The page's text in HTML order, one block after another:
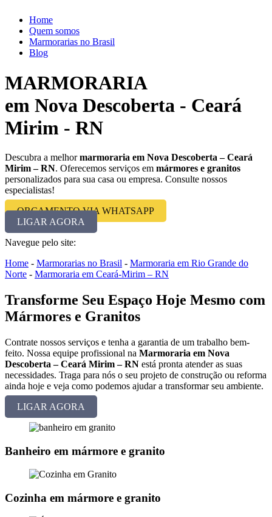
Home
Quem somos
Marmorarias no Brasil
Blog
MARMORARIA
em Nova Descoberta - Ceará
Mirim - RN
Descubra a melhormarmoraria em Nova Descoberta – Ceará
Mirim – RN. Oferecemos serviços em mármores e granitos
personalizados para sua casa ou empresa. Consulte nossos
especialistas!
ORÇAMENTO VIA WHATSAPP
LIGAR AGORA
Navegue pelo site:
Home - Marmorarias no Brasil - Marmoraria em Rio Grande do
Norte - Marmoraria em Ceará-Mirim – RN
Transforme Seu Espaço Hoje Mesmo com
Mármores e Granitos
Contrate nossos serviços e tenha a garantia de um trabalho bem-
feito. Nossa equipe profissional na Marmoraria em Nova
Descoberta – Ceará Mirim – RN está pronta atender as suas
necessidades. Traga para nós o seu projeto de construção ou reforma
ainda hoje e veja como podemos ajudar a transformar seu ambiente.
LIGAR AGORA
Banheiro em mármore e granito
Cozinha em mármore e granito